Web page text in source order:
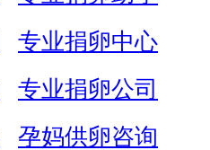
专业捐卵中心
专业捐卵公司
孕妈供卵咨询